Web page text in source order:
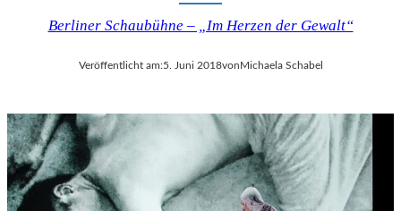
Berliner Schaubühne – „Im Herzen der Gewalt“
Veröffentlicht am:5. Juni 2018vonMichaela Schabel